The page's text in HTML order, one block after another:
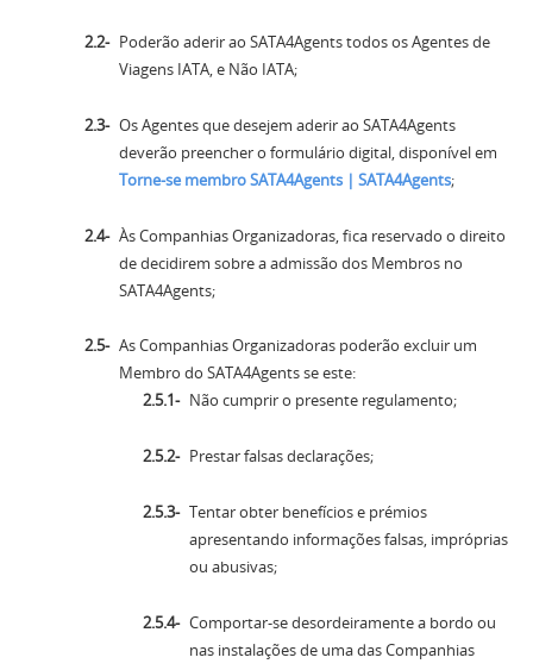
Poderão aderir ao SATA4Agents todos os Agentes de
Viagens IATA, e Não IATA;
Os Agentes que desejem aderir ao SATA4Agents
deverão preencher o formulário digital, disponível em
Torne-se membro SATA4Agents | SATA4Agents;
Às Companhias Organizadoras, fica reservado o direito
de decidirem sobre a admissão dos Membros no
SATA4Agents;
As Companhias Organizadoras poderão excluir um
Membro do SATA4Agents se este:
Não cumprir o presente regulamento;
Prestar falsas declarações;
Tentar obter benefícios e prémios
apresentando informações falsas, impróprias
ou abusivas;
Comportar-se desordeiramente a bordo ou
nas instalações de uma das Companhias